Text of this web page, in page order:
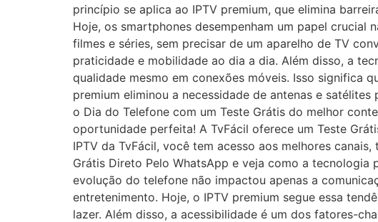
princípio se aplica ao IPTV premium, que elimina
Hoje, os smartphones desempenham um papel crucial
filmes e séries, sem precisar de um aparelho de TV
praticidade e mobilidade ao dia a dia. Além disso, a
qualidade mesmo em conexões móveis. Isso significa
premium eliminou a necessidade de antenas e
o Dia do Telefone com um Teste Grátis do melhor
oportunidade perfeita! A TvFácil oferece um Teste
IPTV da TvFácil, você tem acesso aos melhores
Grátis Direto Pelo WhatsApp e veja como a tecnologia
evolução do telefone não impactou apenas a
entretenimento. Hoje, o IPTV premium segue essa
lazer. Além disso, a acessibilidade é um dos fatores-